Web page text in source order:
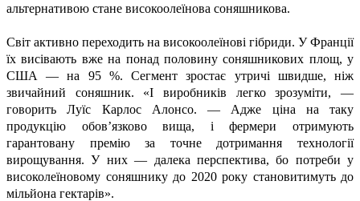
альтернативою стане високоолеїнова соняшникова.
Світ активно переходить на високоолеїнові гібриди. У Франції
їх висівають вже на понад половину соняшникових площ, у
США — на 95 %. Сегмент зростає утричі швидше, ніж
звичайний соняшник. «І виробників легко зрозуміти, —
говорить Луїс Карлос Алонсо. — Адже ціна на таку
продукцію обов’язково вища, і фермери отримують
гарантовану премію за точне дотримання технології
вирощування. У них — далека перспектива, бо потреби у
високолеїновому соняшнику до 2020 року становитимуть до
мільйона гектарів».